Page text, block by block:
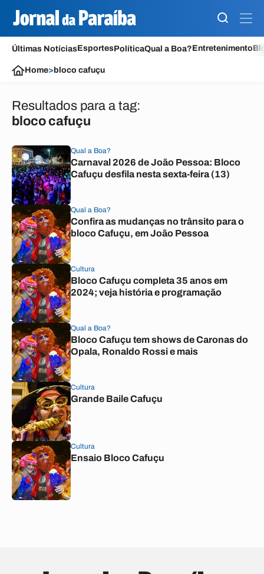
Últimas NotíciasEsportesPolíticaQual a Boa?Entretenimento
Home> bloco cafuçu
Resultados para a tag:
bloco cafuçu
Qual a Boa?
Carnaval 2026 de João Pessoa: Bloco
Cafuçu desfila nesta sexta-feira (13)
Qual a Boa?
Confira as mudanças no trânsito para o
bloco Cafuçu, em João Pessoa
Cultura
Bloco Cafuçu completa 35 anos em
2024; veja história e programação
Qual a Boa?
Bloco Cafuçu tem shows de Caronas do
Opala, Ronaldo Rossi e mais
Cultura
Grande Baile Cafuçu
Cultura
Ensaio Bloco Cafuçu